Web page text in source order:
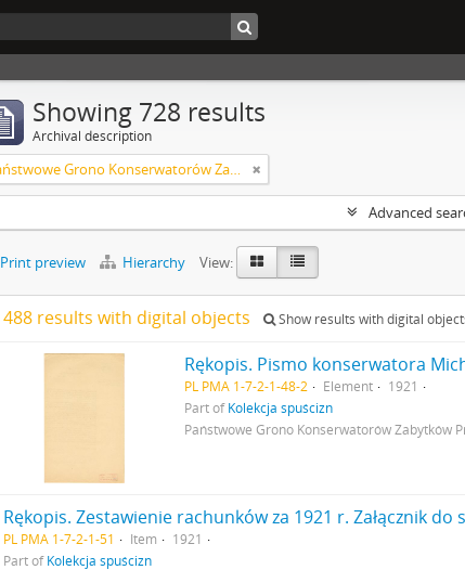
Showing 728 results
Archival description
Państwowe Grono Konserwatorów Zabytków Przedhistorycznych Michał Drewko
Advanced
Print preview Hierarchy View:
488 results with digital objects Show results with digital
PL PMA 1-7-2-1-48-2 Element
1921
Part ofKolekcja spuścizn
Państwowe Grono Konserwatorów Zabytków
PL PMA 1-7-2-1-51 Item
1921
Part ofKolekcja spuścizn